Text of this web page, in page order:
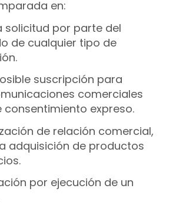
en:
solicitud por parte del
de cualquier tipo de
suscripción para
comerciales
consentimiento expreso.
de relación comercial,
adquisición de productos
por ejecución de un